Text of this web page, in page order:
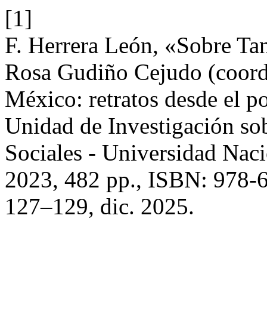
[1]
F. Herrera León, «Sobre
Rosa Gudiño Cejudo
México: retratos desde el
Unidad de Investigación
Sociales - Universidad
2023, 482 pp., ISBN:
127–129, dic. 2025.